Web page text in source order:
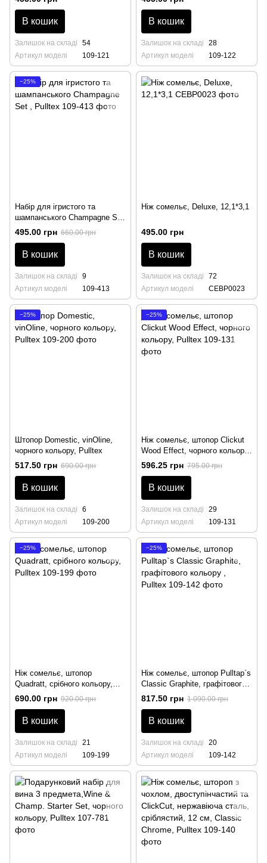
В кошик
Залишок на складі
54
Артикул моделі
109-121
В кошик
Залишок на складі
28
Артикул моделі
109-122
−25%
Набір для ігристого та
шампанського Champagne Set
, Pulltex
495.00 грн 660.00 грн
В кошик
Залишок на складі
9
Артикул моделі
109-413
Ніж сомельє, Deluxe, 12,1*3,1
495.00 грн
В кошик
Залишок на складі
72
Артикул моделі
CEBP0023
−25%
Штопор Domestic, vinOline,
чорного кольору, Pulltex
517.50 грн 690.00 грн
В кошик
Залишок на складі
6
Артикул моделі
109-200
−25%
Ніж сомельє, штопор Clickut
Wood Effect, чорного кольору,
Pulltex
596.25 грн 795.00 грн
В кошик
Залишок на складі
29
Артикул моделі
109-131
−25%
Ніж сомельє, штопор
Quadratt, срібного кольору,
Pulltex
690.00 грн 920.00 грн
В кошик
Залишок на складі
21
Артикул моделі
109-199
−25%
Ніж сомельє, штопор Pulltap`s
Classic Graphite, графітового
кольору , Pulltex
817.50 грн 1 090.00 грн
В кошик
Залишок на складі
20
Артикул моделі
109-142